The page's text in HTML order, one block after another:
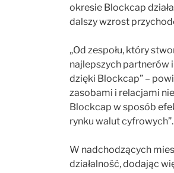
okresie Blockcap
dalszy wzrost
„Od zespołu, który
najlepszych partnerów
dzięki Blockcap” –
zasobami i relacjami
Blockcap w sposób
rynku walut cyfrowych”.
W nadchodzących
działalność, dodając